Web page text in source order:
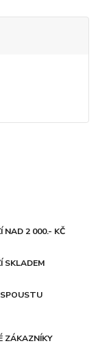
NAD 2 000.- KČ
SKLADEM
ZÁKAZNÍKY